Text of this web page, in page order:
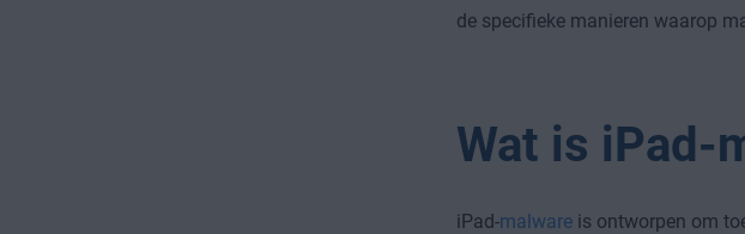
de specifieke manieren waarop
Wat is iPad-
iPad-malwareis ontworpen om